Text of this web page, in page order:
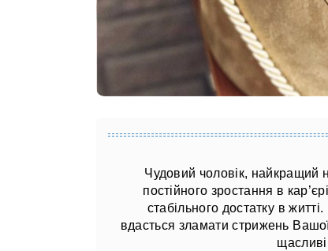
Чудовий чоловік,
постійного зростання в
стабільного достатку в
вдасться зламати стрижень
щасливі